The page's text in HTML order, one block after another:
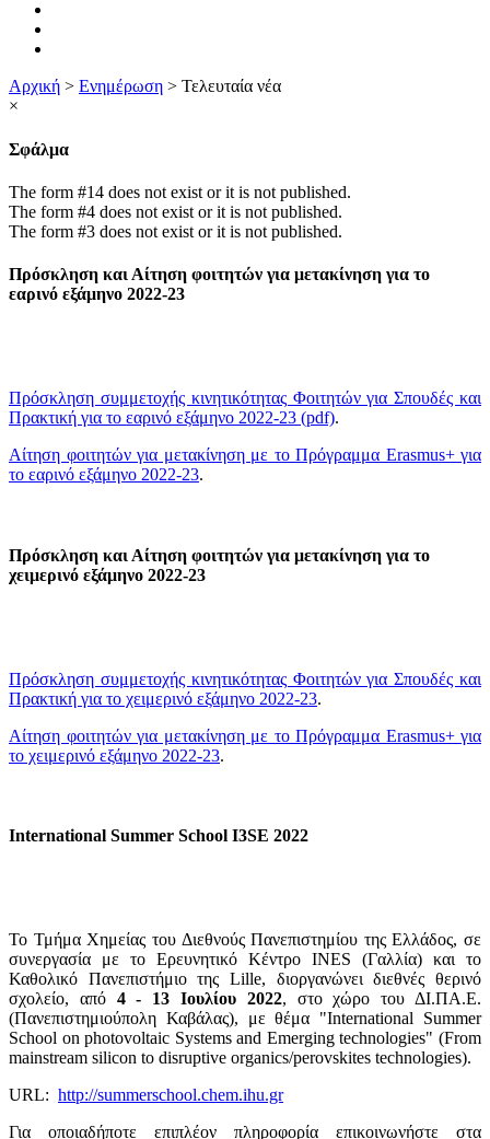
Αρχική > Ενημέρωση > Τελευταία νέα
×
Σφάλμα
The form #14 does not exist or it is not published.
The form #4 does not exist or it is not published.
The form #3 does not exist or it is not published.
Πρόσκληση και Αίτηση φοιτητών για μετακίνηση για το
εαρινό εξάμηνο 2022-23
Πρόσκληση συμμετοχής κινητικότητας Φοιτητών για Σπουδές και
Πρακτική για το εαρινό εξάμηνο 2022-23 (pdf).
Αίτηση φοιτητών για μετακίνηση με το Πρόγραμμα Erasmus+ για
το εαρινό εξάμηνο 2022-23.
Πρόσκληση και Αίτηση φοιτητών για μετακίνηση για το
χειμερινό εξάμηνο 2022-23
Πρόσκληση συμμετοχής κινητικότητας Φοιτητών για Σπουδές και
Πρακτική για το χειμερινό εξάμηνο 2022-23.
Αίτηση φοιτητών για μετακίνηση με το Πρόγραμμα Erasmus+ για
το χειμερινό εξάμηνο 2022-23.
International Summer School I3SE 2022
Το Τμήμα Χημείας του Διεθνούς Πανεπιστημίου της Ελλάδος, σε
συνεργασία με το Ερευνητικό Κέντρο INES (Γαλλία) και το
Καθολικό Πανεπιστήμιο της Lille, διοργανώνει διεθνές θερινό
σχολείο, από 4 - 13 Ιουλίου 2022, στο χώρο του ΔΙ.ΠΑ.Ε.
(Πανεπιστημιούπολη Καβάλας), με θέμα "International Summer
School on photovoltaic Systems and Emerging technologies" (From
mainstream silicon to disruptive organics/perovskites technologies).
URL: http://summerschool.chem.ihu.gr
Για οποιαδήποτε επιπλέον πληροφορία επικοινωνήστε στα